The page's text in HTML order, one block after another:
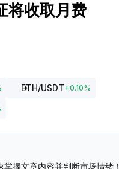
将收取月费
ETH/USDT+0.10%
握文章内容并判断市场情绪！